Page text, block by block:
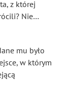
z której
Nie…
mu było
w którym